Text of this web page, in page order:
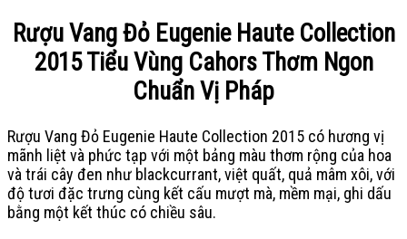
Rượu Vang Đỏ Eugenie Haute Collection
2015 Tiểu Vùng Cahors Thơm Ngon
Chuẩn Vị Pháp
Rượu Vang Đỏ Eugenie Haute Collection 2015 có hương vị
mãnh liệt và phức tạp với một bảng màu thơm rộng của hoa
và trái cây đen như blackcurrant, việt quất, quả mâm xôi, với
độ tươi đặc trưng cùng kết cấu mượt mà, mềm mại, ghi dấu
bằng một kết thúc có chiều sâu.